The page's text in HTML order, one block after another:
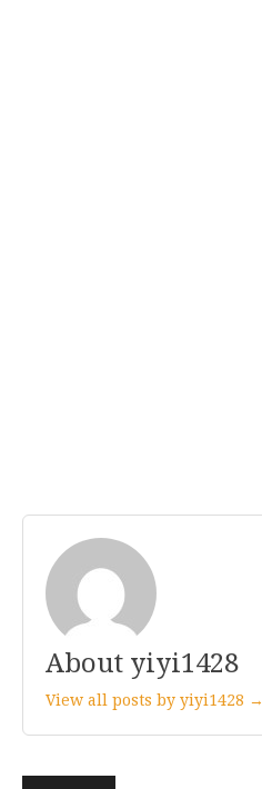
About yiyi1428
View all posts by yiyi1428 →